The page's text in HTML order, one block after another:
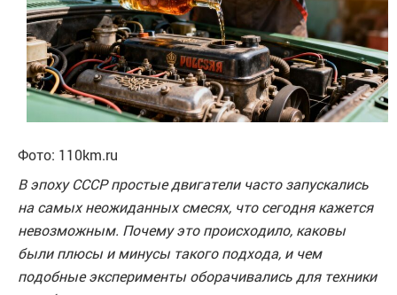
Фото: 110km.ru
В эпоху СССР простые двигатели часто запускались
на самых неожиданных смесях, что сегодня кажется
невозможным. Почему это происходило, каковы
были плюсы и минусы такого подхода, и чем
подобные эксперименты оборачивались для техники